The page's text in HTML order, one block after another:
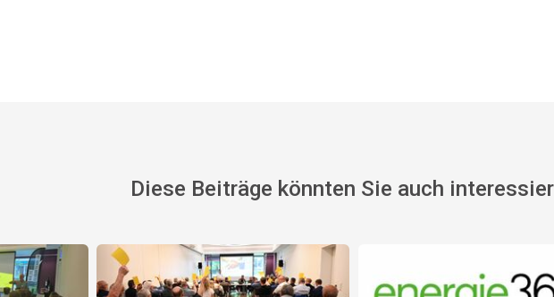
Diese Beiträge könnten Sie auch